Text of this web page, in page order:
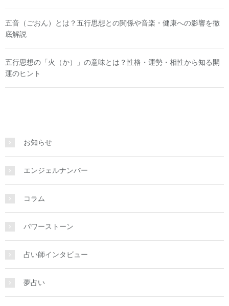
五音（ごおん）とは？五行思想との関係や音楽・健康への影響を徹
底解説
五行思想の「火（か）」の意味とは？性格・運勢・相性から知る開
運のヒント
お知らせ
エンジェルナンバー
コラム
パワーストーン
占い師インタビュー
夢占い